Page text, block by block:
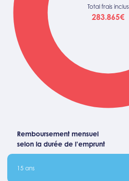
Total frais inclus
283.865€
Remboursement mensuel
selon la durée de l’emprunt
15 ans